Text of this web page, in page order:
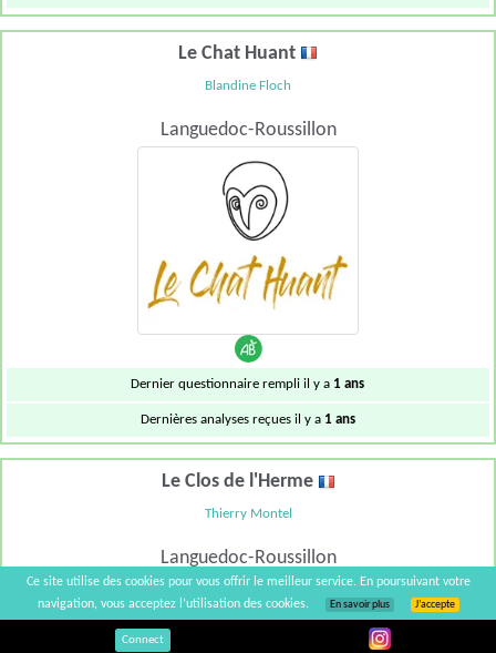
Le Chat Huant
Blandine Floch
Languedoc-Roussillon
Dernier questionnaire rempli il y a 1 ans
Dernières analyses reçues il y a 1 ans
Le Clos de l'Herme
Thierry Montel
Languedoc-Roussillon
Connect
Ce site utilise des cookies pour vous offrir le meilleur service. En poursuivant votre
navigation, vous acceptez l’utilisation des cookies.
En savoir plus J’accepte